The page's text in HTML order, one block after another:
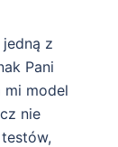
z
Pani
mi model
nie